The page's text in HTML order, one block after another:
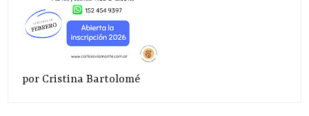
por Cristina Bartolomé